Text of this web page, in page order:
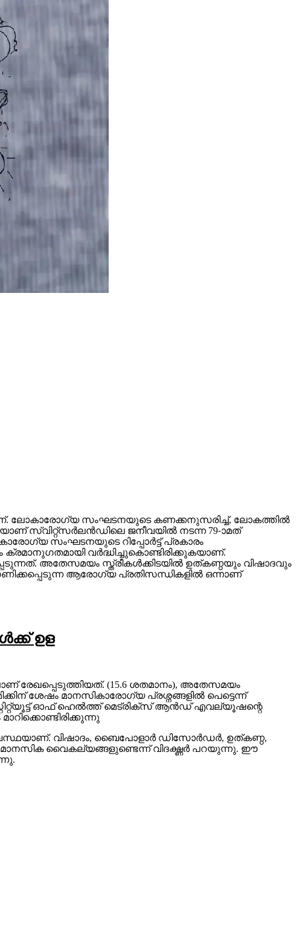
ലോകാരോഗ്യ സംഘടനയുടെ കണക്കനുസരിച്ച്, ലോകത്തില്‍
സ്വിറ്റ്‌സര്‍ലന്‍ഡിലെ ജനീവയില്‍ നടന്ന 79-ാമത്
സംഘടനയുടെ റിപ്പോര്‍ട്ട് പ്രകാരം
വര്‍ദ്ധിച്ചുകൊണ്ടിരിക്കുകയാണ്.
അതേസമയം സ്ത്രീകള്‍ക്കിടയില്‍ ഉത്കണ്ഠയും വിഷാദവും
ആരോഗ്യ പ്രതിസന്ധികളില്‍ ഒന്നാണ്
ഉള
രേഖപ്പെടുത്തിയത്. (15.6 ശതമാനം), അതേസമയം
ശേഷം മാനസികാരോഗ്യ പ്രശ്നങ്ങളില്‍ പെട്ടെന്ന്
ഓഫ് ഹെല്‍ത്ത് മെട്രിക്‌സ് ആന്‍ഡ് എവല്യൂഷന്റെ
വിഷാദം, ബൈപോളാര്‍ ഡിസോര്‍ഡര്‍, ഉത്കണ്ഠ,
വൈകല്യങ്ങളുണ്ടെന്ന് വിദഗ്ദ്ധര്‍ പറയുന്നു. ഈ